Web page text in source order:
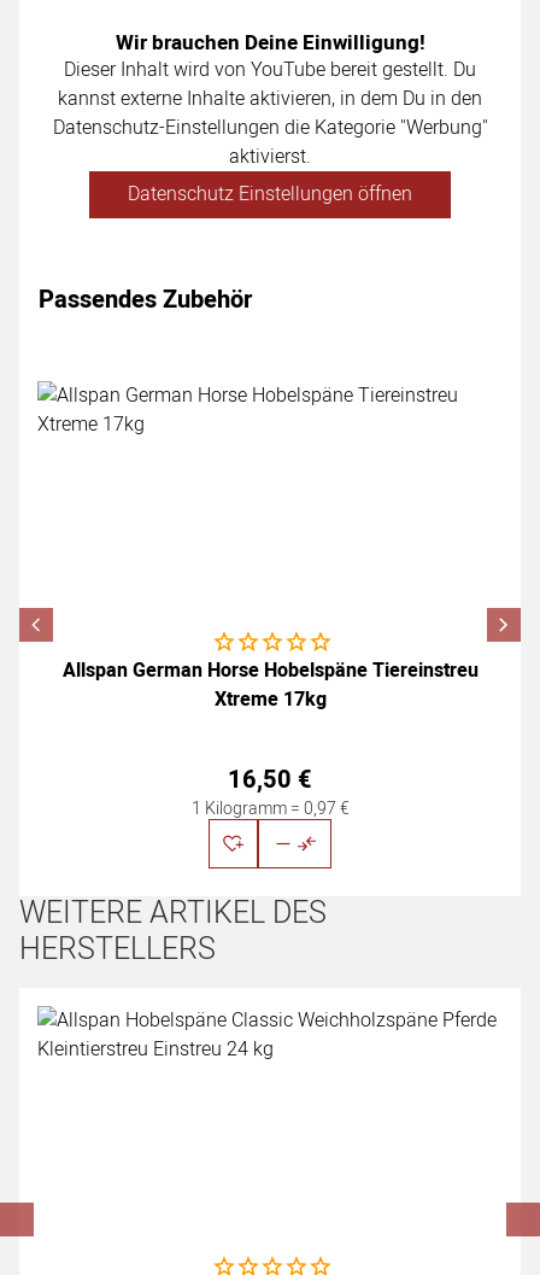
Wir brauchen Deine Einwilligung!
Dieser Inhalt wird von YouTube bereit gestellt. Du
kannst externe Inhalte aktivieren, in dem Du in den
Datenschutz-Einstellungen die Kategorie "Werbung"
aktivierst.
Datenschutz Einstellungen öffnen
Passendes Zubehör
Zubehör überspringen
Noch keine Bewertungen abgegeben
Allspan German Horse Hobelspäne Tiereinstreu
Xtreme 17kg
16,50 €
1 Kilogramm =0,97€
WEITERE ARTIKEL DES
HERSTELLERS
Artikel überspringen
Noch keine Bewertungen abgegeben